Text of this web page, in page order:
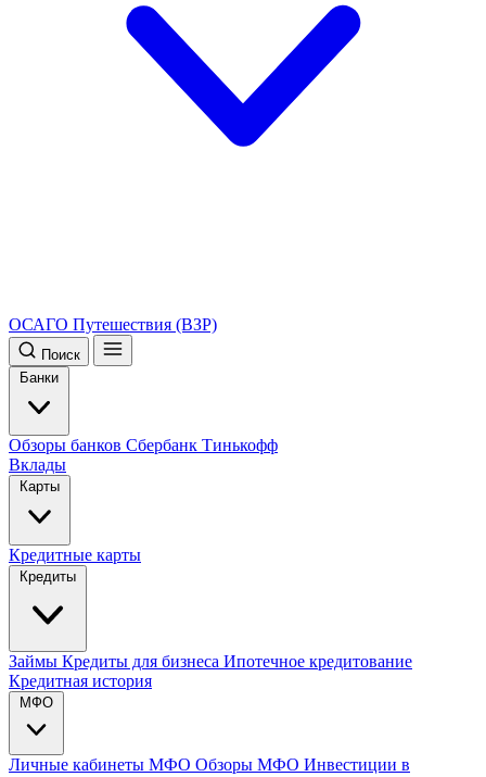
ОСАГО Путешествия (ВЗР)
Поиск
Банки
Обзоры банков Сбербанк Тинькофф
Вклады
Карты
Кредитные карты
Кредиты
Займы Кредиты для бизнеса Ипотечное кредитование
Кредитная история
МФО
Личные кабинеты МФО Обзоры МФО Инвестиции в